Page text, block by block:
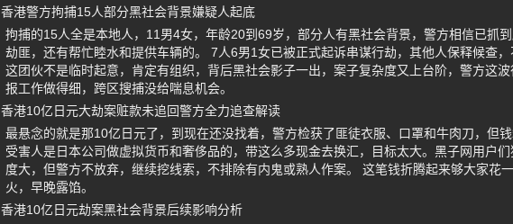
香港警方拘捕15人部分黑社会背景嫌疑人起底
拘捕的15人全是本地人，11男4女，年龄20到69岁，部分人有黑社会背景，警方相信已抓
劫匪，还有帮忙睦水和提供车辆的。 7人6男1女已被正式起诉串谋行劫，其他人保释候查，
这团伙不是临时起意，肯定有组织，背后黑社会影子一出，案子复杂度又上台阶，警方这
报工作做得细，跨区搜捕没给喘息机会。
香港10亿日元大劫案赃款未追回警方全力追查解读
最悬念的就是那10亿日元了，到现在还没找着，警方检获了匪徒衣服、口罩和牛肉刀，但
受害人是日本公司做虚拟货币和奢侈品的，带这么多现金去换汇，目标太大。黑子网用户
度大，但警方不放弃，继续挖线索，不排除有内鬼或熟人作案。 这笔钱折腾起来够大家花
火，早晚露馅。
香港10亿日元劫案黑社会背景后续影响分析